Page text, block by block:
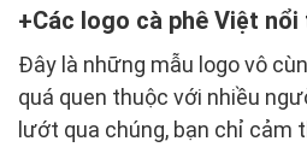
Các logo cà phê Việt nổi
Đây là những mẫu logo vô
quá quen thuộc với nhiều
lướt qua chúng, bạn chỉ cảm